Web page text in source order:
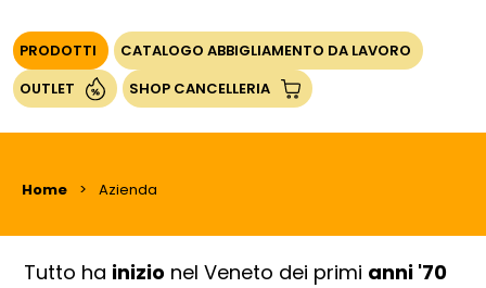
PRODOTTI
CATALOGO ABBIGLIAMENTO DA LAVORO
OUTLET
SHOP CANCELLERIA
Home Azienda
Tutto ha inizio nel Veneto dei primi anni '70